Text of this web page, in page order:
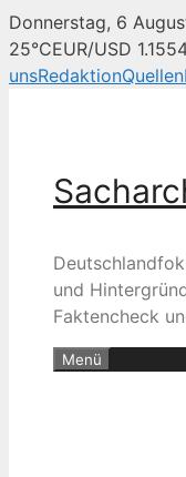
Donnerstag, 6
25°CEUR/USD
unsRedaktionQuellen
und
Faktencheck
Menü